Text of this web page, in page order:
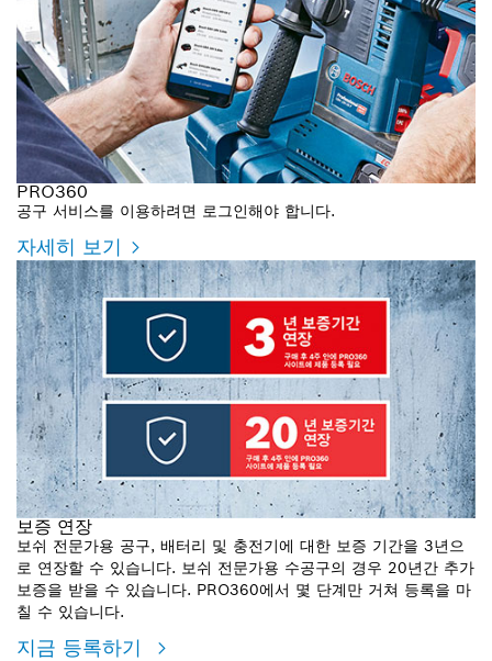
PRO360
공구 서비스를 이용하려면 로그인해야 합니다.
자세히 보기
보증 연장
보쉬 전문가용 공구, 배터리 및 충전기에 대한 보증 기간을 3년으
로 연장할 수 있습니다. 보쉬 전문가용 수공구의 경우 20년간 추가
보증을 받을 수 있습니다. PRO360에서 몇 단계만 거쳐 등록을 마
칠 수 있습니다.
지금 등록하기